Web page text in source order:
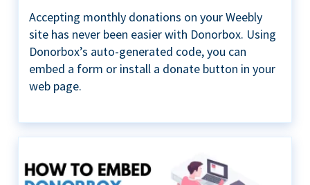
Accepting monthly donations on your Weebly
site has never been easier with Donorbox. Using
Donorbox’s auto-generated code, you can
embed a form or install a donate button in your
web page.